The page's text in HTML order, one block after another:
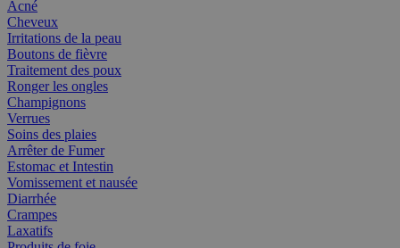
Acné
Cheveux
Irritations de la peau
Boutons de fièvre
Traitement des poux
Ronger les ongles
Champignons
Verrues
Soins des plaies
Arrêter de Fumer
Estomac et Intestin
Vomissement et nausée
Diarrhée
Crampes
Laxatifs